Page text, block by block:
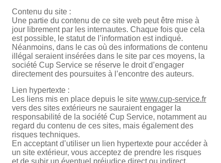
Contenu du site :
Une partie du contenu de ce site web peut être mise à
jour librement par les internautes. Chaque fois que cela
est possible, le statut de l’information est indiqué.
Néanmoins, dans le cas où des informations de contenu
illégal seraient insérées dans le site par ces moyens, la
société Cup Service se réserve le droit d’engager
directement des poursuites à l’encontre des auteurs.
Lien hypertexte :
Les liens mis en place depuis le site www.cup-service.fr
vers des sites extérieurs ne sauraient engager la
responsabilité de la société Cup Service, notamment au
regard du contenu de ces sites, mais également des
risques techniques.
En acceptant d’utiliser un lien hypertexte pour accéder à
un site extérieur, vous acceptez de prendre les risques
et de subir un éventuel préjudice direct ou indirect.